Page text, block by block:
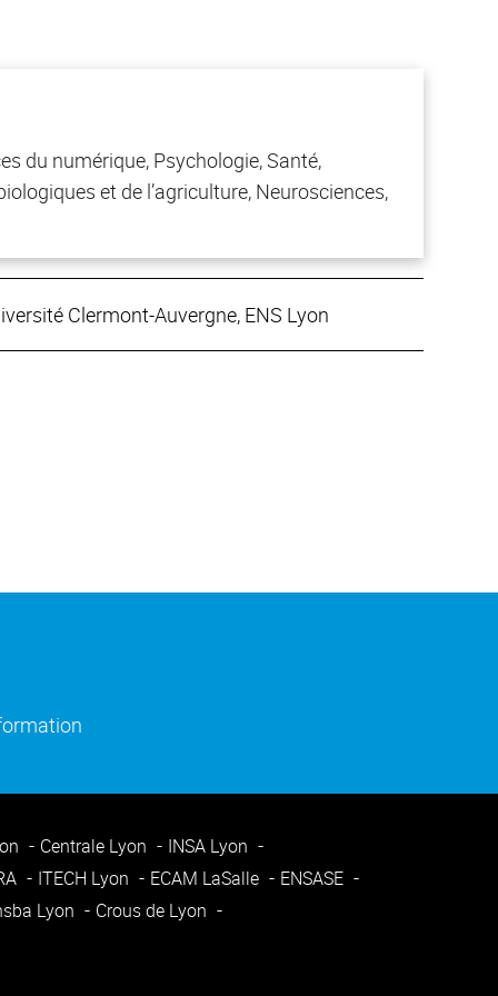
Clermont-Auvergne, ENS Lyon
du numérique, Psychologie, Santé,
et de l’agriculture, Neurosciences,
fenêtre)
Centrale Lyon
INSA Lyon
ITECH Lyon ECAM LaSalle
ENSASE
Lyon
Crous de Lyon